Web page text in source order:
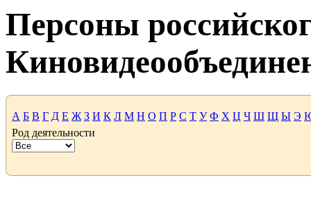
Персоны
А Б В Г Д Е Ж З И К Л М Н О П Р С Т У Ф Х Ц Ч Ш Щ Ы Э
Род деятельности